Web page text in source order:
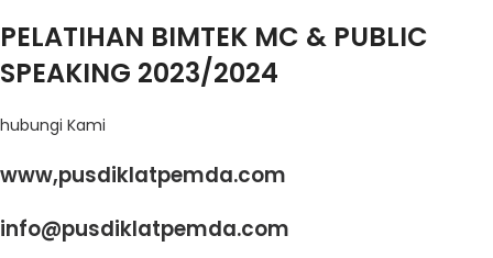
PELATIHAN BIMTEK MC & PUBLIC
SPEAKING 2023/2024
hubungi Kami
www,pusdiklatpemda.com
info@pusdiklatpemda.com